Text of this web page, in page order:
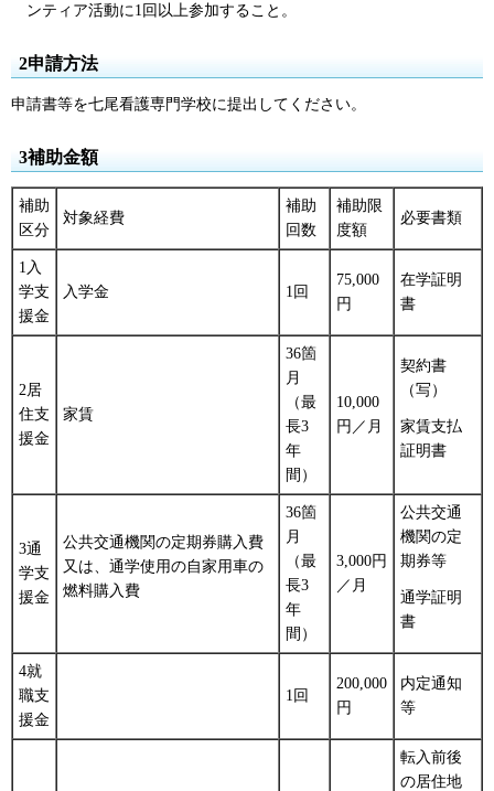
ンティア活動に1回以上参加すること。
2申請方法
申請書等を七尾看護専門学校に提出してください。
3補助金額
補助
区分
対象経費
補助
回数
補助限
度額
必要書類
1入
学支
援金
入学金 1回
75,000
円
在学証明
書
2居
住支
援金
家賃
36箇
月
（最
長3
年
間）
10,000
円／月
契約書
（写）
家賃支払
証明書
3通
学支
援金
公共交通機関の定期券購入費
又は、通学使用の自家用車の
燃料購入費
36箇
月
（最
長3
年
間）
3,000円
／月
公共交通
機関の定
期券等
通学証明
書
4就
職支
援金
1回
200,000
円
内定通知
等
転入前後
の居住地